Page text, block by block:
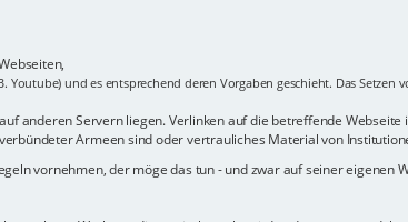
Youtube) und es entsprechend deren Vorgaben geschieht. Das
anderen Servern liegen. Verlinken auf die betreffende
Armeen sind oder vertrauliches Material von
vornehmen, der möge das tun - und zwar auf seiner eigenen